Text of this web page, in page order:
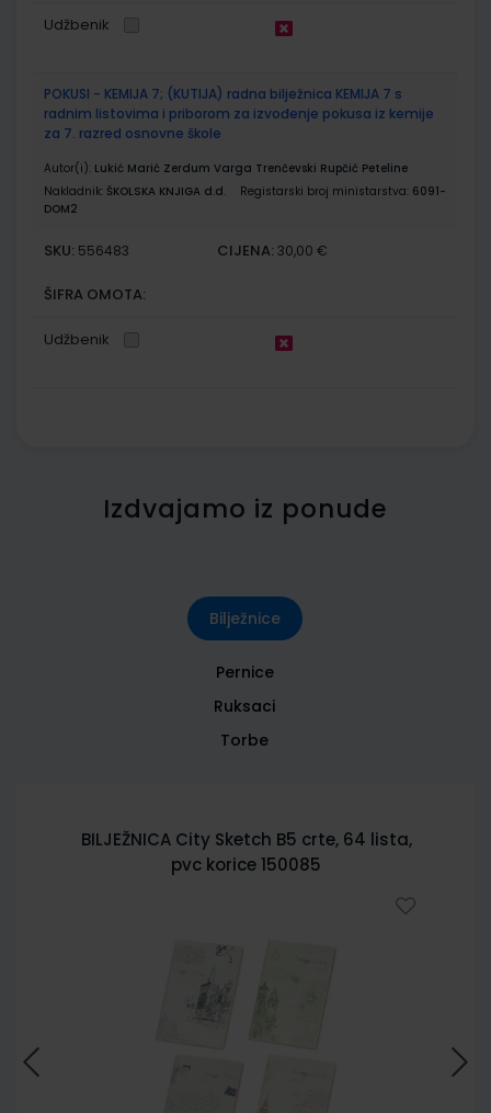
Udžbenik
POKUSI - KEMIJA 7; (KUTIJA) radna bilježnica KEMIJA 7 s
radnim listovima i priborom za izvođenje pokusa iz kemije
za 7. razred osnovne škole
Autor(i): Lukić Marić Zerdum Varga Trenčevski Rupčić Peteline
Nakladnik: ŠKOLSKA KNJIGA d.d. Registarski broj ministarstva: 6091-
DOM2
SKU: 556483 CIJENA: 30,00 €
ŠIFRA OMOTA:
Udžbenik
Izdvajamo iz ponude
Bilježnice
Pernice
Ruksaci
Torbe
BILJEŽNICA City Sketch B5 crte, 64 lista,
pvc korice 150085